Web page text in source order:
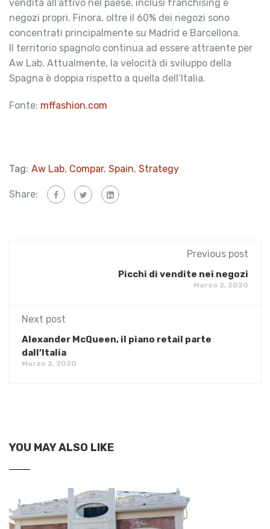
vendita all’attivo nel paese, inclusi franchising e
negozi propri. Finora, oltre il 60% dei negozi sono
concentrati principalmente su Madrid e Barcellona.
Il territorio spagnolo continua ad essere attraente per
Aw Lab. Attualmente, la velocità di sviluppo della
Spagna è doppia rispetto a quella dell’Italia.
Fonte: mffashion.com
Tag: Aw Lab, Compar, Spain, Strategy
Share:
Previous post
Picchi di vendite nei negozi
Marzo 2, 2020
Next post
Alexander McQueen, il piano retail parte
dall’Italia
Marzo 2, 2020
YOU MAY ALSO LIKE